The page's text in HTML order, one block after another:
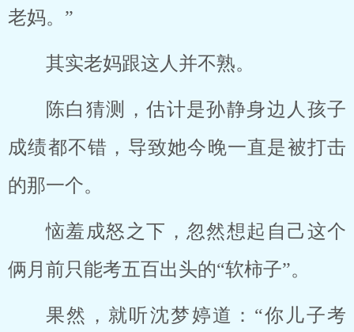
老妈。”
其实老妈跟这人并不熟。
陈白猜测，估计是孙静身边人孩子
成绩都不错，导致她今晚一直是被打击
的那一个。
恼羞成怒之下，忽然想起自己这个
俩月前只能考五百出头的“软柿子”。
果然，就听沈梦婷道：“你儿子考